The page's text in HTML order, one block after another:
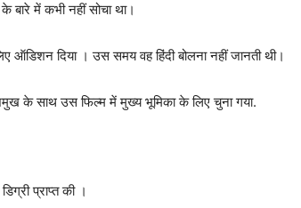
बारे में कभी नहीं सोचा था।
दिया । उस समय वह हिंदी बोलना नहीं जानती थी।
के साथ उस फिल्म में मुख्य भूमिका के लिए चुना गया.
प्राप्त की ।